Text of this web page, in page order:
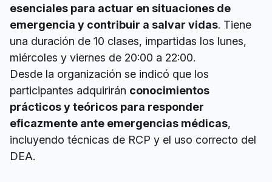
esenciales para actuar en situaciones de
emergencia y contribuir a salvar vidas. Tiene
una duración de 10 clases, impartidas los lunes,
miércoles y viernes de 20:00 a 22:00.
Desde la organización se indicó que los
participantes adquirirán conocimientos
prácticos y teóricos para responder
eficazmente ante emergencias médicas,
incluyendo técnicas de RCP y el uso correcto del
DEA.